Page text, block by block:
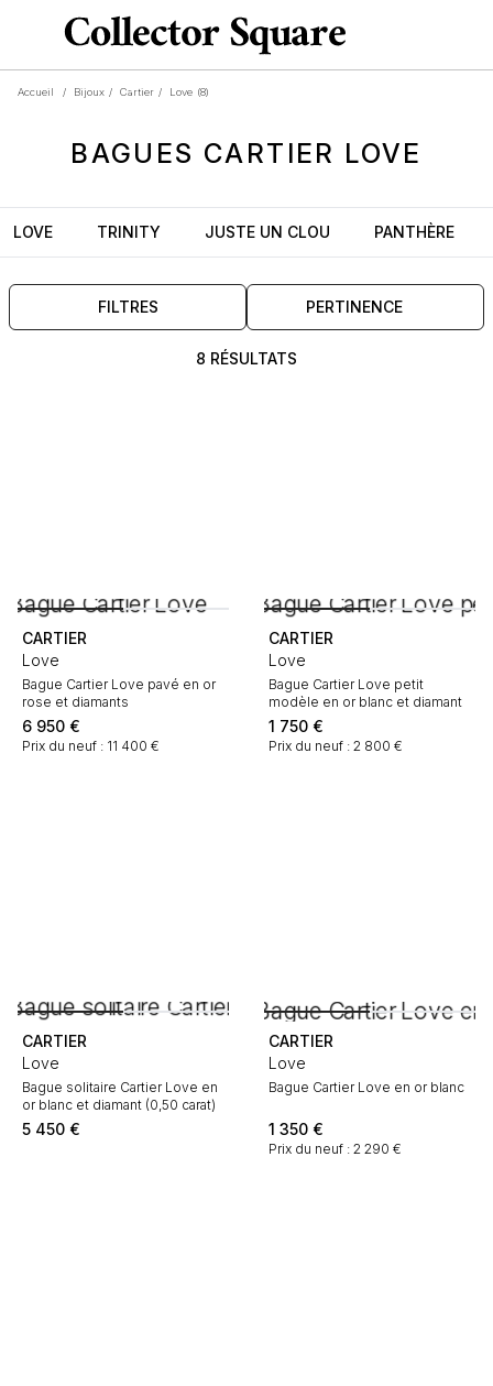
Accueil / Bijoux / Cartier / Love (8)
BAGUES CARTIER LOVE
LOVE TRINITY JUSTE UN CLOU PANTHÈRE
FILTRES PERTINENCE
8 RÉSULTATS
CARTIER
Love
Bague Cartier Love pavé en or
rose et diamants
6 950 €
Prix du neuf : 11 400 €
CARTIER
Love
Bague Cartier Love petit
modèle en or blanc et diamant
1 750 €
Prix du neuf : 2 800 €
CARTIER
Love
Bague solitaire Cartier Love en
or blanc et diamant (0,50 carat)
5 450 €
CARTIER
Love
Bague Cartier Love en or blanc
1 350 €
Prix du neuf : 2 290 €